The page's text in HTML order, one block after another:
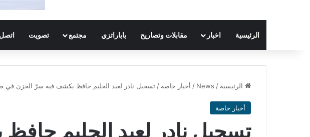
الرئيسية اخبار مقابلات وتصاريح باباراتزي مجتمع تصويت اتصل
الرئيسية /
News
/ أخبار خاصة / تسجيل نادر لعبد الحليم حافظ يكشف فيه سرّ الحزن في
أخبار خاصة
تسجيل نادر لعبد الحليم